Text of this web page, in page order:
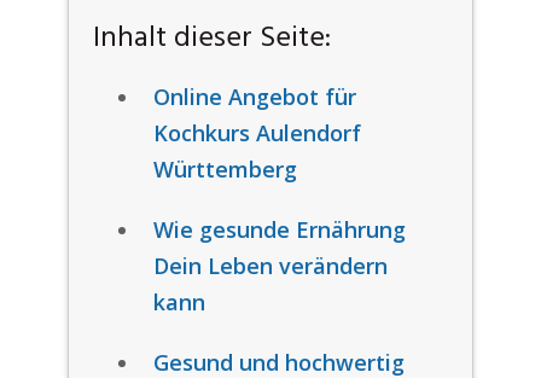
Inhalt dieser Seite:
Online Angebot für
Kochkurs Aulendorf
Württemberg
Wie gesunde Ernährung
Dein Leben verändern
kann
Gesund und hochwertig